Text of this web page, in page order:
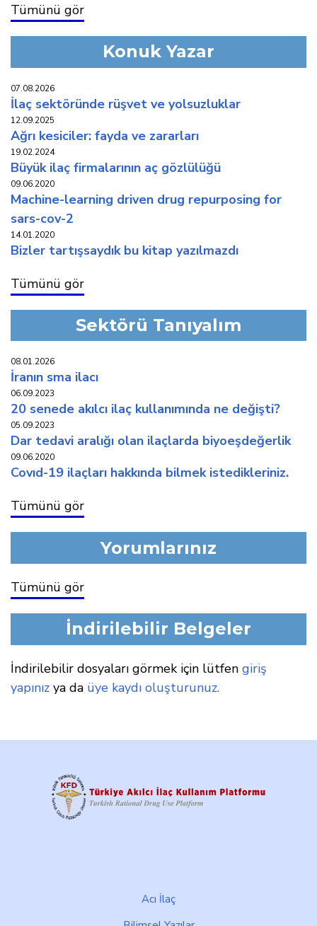
Tümünü gör
Konuk Yazar
07.08.2026
i̇laç sektöründe rüşvet ve yolsuzluklar
12.09.2025
ağri kesi̇ci̇ler: fayda ve zararlari
19.02.2024
büyük i̇laç fi̇rmalarinin aç gözlülüğü
09.06.2020
machine-learning driven drug repurposing for
sars-cov-2
14.01.2020
bi̇zler tartişsaydik bu ki̇tap yazilmazdi
Tümünü gör
Sektörü Tanıyalım
08.01.2026
i̇ranin sma i̇laci
06.09.2023
20 senede akilci i̇laç kullaniminda ne deği̇şti̇?
05.09.2023
dar tedavi̇ araliği olan i̇laçlarda bi̇yoeşdeğerli̇k
09.06.2020
covid-19 i̇laçlari hakkinda bi̇lmek i̇stedi̇kleri̇ni̇z.
Tümünü gör
Yorumlarınız
Tümünü gör
İndirilebilir Belgeler
İndirilebilir dosyaları görmek için lütfen giriş
yapınız ya da üye kaydı oluşturunuz.
Acı İlaç